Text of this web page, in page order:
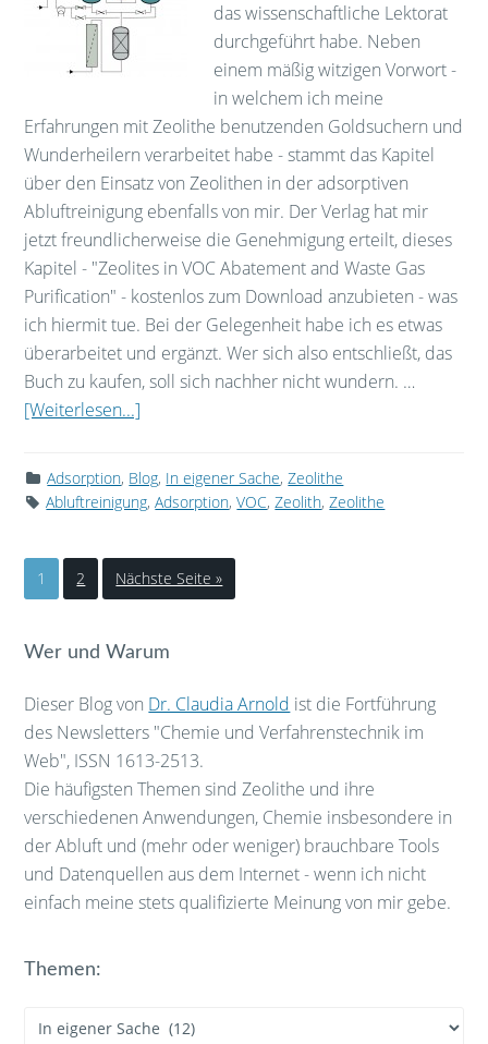
das wissenschaftliche Lektorat
durchgeführt habe. Neben
einem mäßig witzigen Vorwort -
in welchem ich meine
Erfahrungen mit Zeolithe benutzenden Goldsuchern und
Wunderheilern verarbeitet habe - stammt das Kapitel
über den Einsatz von Zeolithen in der adsorptiven
Abluftreinigung ebenfalls von mir. Der Verlag hat mir
jetzt freundlicherweise die Genehmigung erteilt, dieses
Kapitel - "Zeolites in VOC Abatement and Waste Gas
Purification" - kostenlos zum Download anzubieten - was
ich hiermit tue. Bei der Gelegenheit habe ich es etwas
überarbeitet und ergänzt. Wer sich also entschließt, das
Buch zu kaufen, soll sich nachher nicht wundern. …
[Weiterlesen...]
Adsorption, Blog, In eigener Sache,Zeolithe
Abluftreinigung,Adsorption,VOC,Zeolith,Zeolithe
1 2 Nächste Seite »
Wer und Warum
Dieser Blog von Dr. Claudia Arnold ist die Fortführung
des Newsletters "Chemie und Verfahrenstechnik im
Web", ISSN 1613-2513.
Die häufigsten Themen sind Zeolithe und ihre
verschiedenen Anwendungen, Chemie insbesondere in
der Abluft und (mehr oder weniger) brauchbare Tools
und Datenquellen aus dem Internet - wenn ich nicht
einfach meine stets qualifizierte Meinung von mir gebe.
Themen:
Themen: